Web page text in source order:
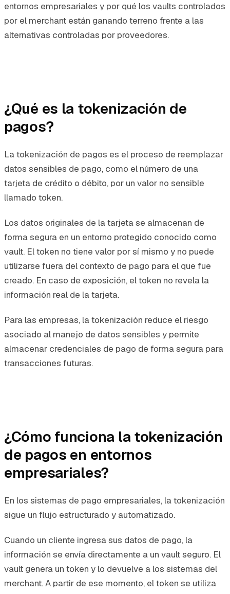
entornos empresariales y por qué los vaults controlados
por el merchant están ganando terreno frente a las
alternativas controladas por proveedores.
¿Qué es la tokenización de
pagos?
La tokenización de pagos es el proceso de reemplazar
datos sensibles de pago, como el número de una
tarjeta de crédito o débito, por un valor no sensible
llamado token.
Los datos originales de la tarjeta se almacenan de
forma segura en un entorno protegido conocido como
vault. El token no tiene valor por sí mismo y no puede
utilizarse fuera del contexto de pago para el que fue
creado. En caso de exposición, el token no revela la
información real de la tarjeta.
Para las empresas, la tokenización reduce el riesgo
asociado al manejo de datos sensibles y permite
almacenar credenciales de pago de forma segura para
transacciones futuras.
¿Cómo funciona la tokenización
de pagos en entornos
empresariales?
En los sistemas de pago empresariales, la tokenización
sigue un flujo estructurado y automatizado.
Cuando un cliente ingresa sus datos de pago, la
información se envía directamente a un vault seguro. El
vault genera un token y lo devuelve a los sistemas del
merchant. A partir de ese momento, el token se utiliza